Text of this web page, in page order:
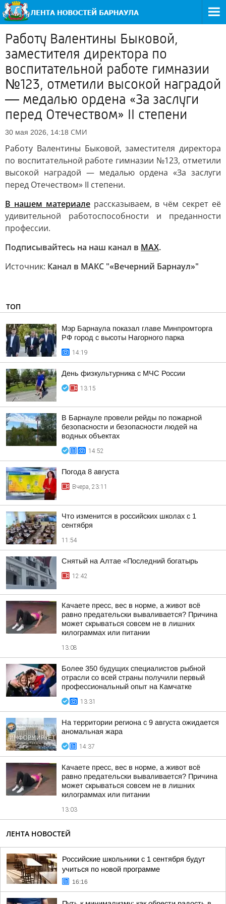
Работу Валентины Быковой,
заместителя директора по
воспитательной работе гимназии
№123, отметили высокой наградой
— медалью ордена «За заслуги
перед Отечеством» II степени
30 мая 2026, 14:18 СМИ
Работу Валентины Быковой, заместителя директора
по воспитательной работе гимназии №123, отметили
высокой наградой — медалью ордена «За заслуги
перед Отечеством» II степени.
В нашем материалерассказываем, в чём секрет её
удивительной работоспособности и преданности
профессии.
Подписывайтесь на наш канал в МАХ.
Источник: Канал в МАКС "«Вечерний Барнаул»"
ТОП
Мэр Барнаула показал главе Минпромторга
РФ город с высоты Нагорного парка
14:19
День физкультурника с МЧС России
13:15
В Барнауле провели рейды по пожарной
безопасности и безопасности людей на
водных объектах
14:52
Погода 8 августа
Вчера, 23:11
Что изменится в российских школах с 1
сентября
11:54
Снятый на Алтае «Последний богатырь
12:42
Качаете пресс, вес в норме, а живот всё
равно предательски вываливается? Причина
может скрываться совсем не в лишних
килограммах или питании
13:08
Более 350 будущих специалистов рыбной
отрасли со всей страны получили первый
профессиональный опыт на Камчатке
13:31
На территории региона с 9 августа ожидается
аномальная жара
14:37
Качаете пресс, вес в норме, а живот всё
равно предательски вываливается? Причина
может скрываться совсем не в лишних
килограммах или питании
13:03
ЛЕНТА НОВОСТЕЙ
Российские школьники с 1 сентября будут
учиться по новой программе
16:16